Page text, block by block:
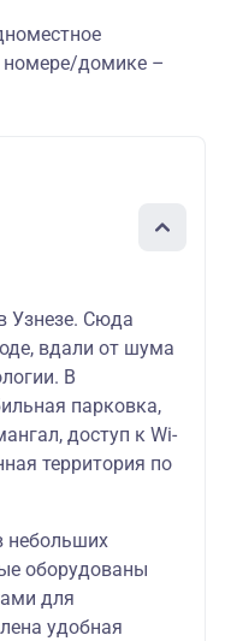
номере/домике –
Узнезе. Сюда
вдали от шума
В
парковка,
доступ к Wi-
территория по
небольших
оборудованы
для
удобная